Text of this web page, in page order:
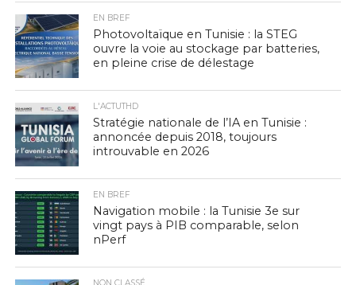
EN BREF
Photovoltaïque en Tunisie : la STEG
ouvre la voie au stockage par batteries,
en pleine crise de délestage
L'ACTUTHD
Stratégie nationale de l’IA en Tunisie :
annoncée depuis 2018, toujours
introuvable en 2026
EN BREF
Navigation mobile : la Tunisie 3e sur
vingt pays à PIB comparable, selon
nPerf